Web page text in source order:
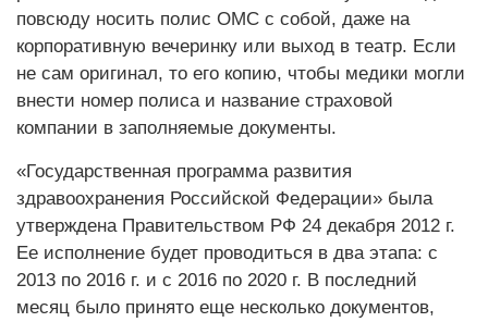
повсюду носить полис ОМС с собой, даже на
корпоративную вечеринку или выход в театр. Если
не сам оригинал, то его копию, чтобы медики могли
внести номер полиса и название страховой
компании в заполняемые документы.
«Государственная программа развития
здравоохранения Российской Федерации» была
утверждена Правительством РФ 24 декабря 2012 г.
Ее исполнение будет проводиться в два этапа: с
2013 по 2016 г. и с 2016 по 2020 г. В последний
месяц было принято еще несколько документов,